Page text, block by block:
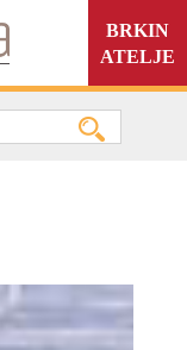
BRKIN
ATELJE